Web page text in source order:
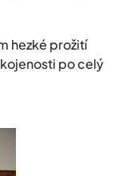
hezké prožití
po celý